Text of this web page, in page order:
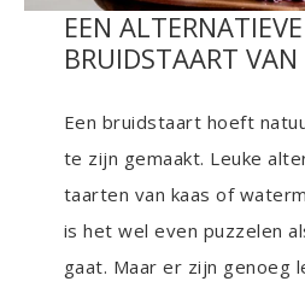
EEN ALTERNATIEVE
BRUIDSTAART
Een bruidstaart hoeft
te zijn gemaakt. Leuke
taarten van kaas of
is het wel even puzzelen
gaat. Maar er zijn genoeg